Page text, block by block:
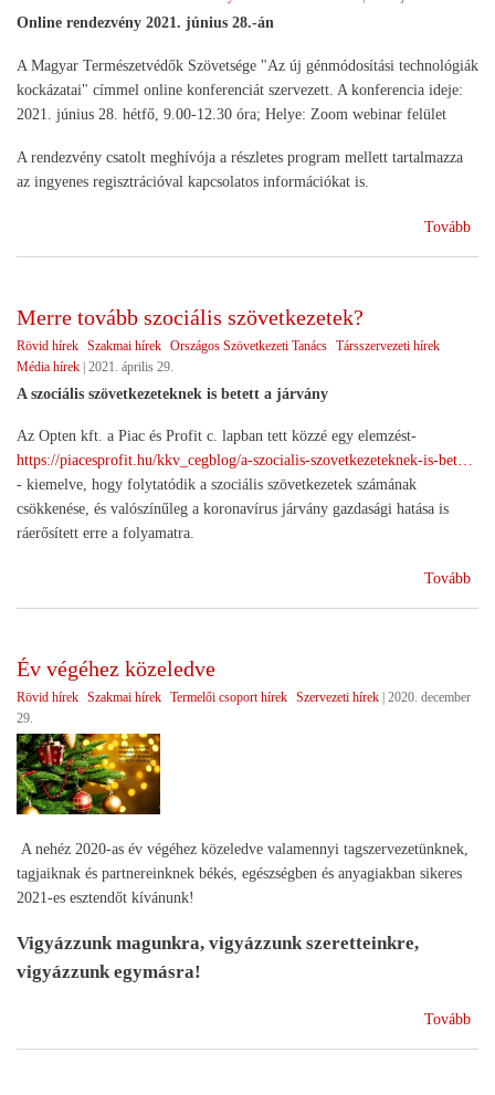
Online rendezvény 2021. június 28.-án
A Magyar Természetvédők Szövetsége "Az új génmódosítási technológiák
kockázatai" címmel online konferenciát szervezett. A konferencia ideje:
2021. június 28. hétfő, 9.00-12.30 óra; Helye: Zoom webinar felület
A rendezvény csatolt meghívója a részletes program mellett tartalmazza
az ingyenes regisztrációval kapcsolatos információkat is.
Tovább
Merre tovább szociális szövetkezetek?
Rövid hírek Szakmai hírek Országos Szövetkezeti Tanács Társszervezeti hírek
Média hírek | 2021. április 29.
A szociális szövetkezeteknek is betett a járvány
Az Opten kft. a Piac és Profit c. lapban tett közzé egy elemzést-
https://piacesprofit.hu/kkv_cegblog/a-szocialis-szovetkezeteknek-is-bet…
- kiemelve, hogy folytatódik a szociális szövetkezetek számának
csökkenése, és valószínűleg a koronavírus járvány gazdasági hatása is
ráerősített erre a folyamatra.
Tovább
Év végéhez közeledve
Rövid hírek Szakmai hírek Termelői csoport hírek Szervezeti hírek 2020. december
29.
A nehéz 2020-as év végéhez közeledve valamennyi tagszervezetünknek,
tagjaiknak és partnereinknek békés, egészségben és anyagiakban sikeres
2021-es esztendőt kívánunk!
Vigyázzunk magunkra, vigyázzunk szeretteinkre,
vigyázzunk egymásra!
Tovább